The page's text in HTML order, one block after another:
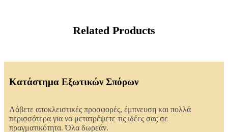
Related Products
Κατάστημα Εξωτικών Σπόρων
Λάβετε αποκλειστικές προσφορές, έμπνευση και πολλά
περισσότερα για να μετατρέψετε τις ιδέες σας σε
πραγματικότητα. Όλα δωρεάν.